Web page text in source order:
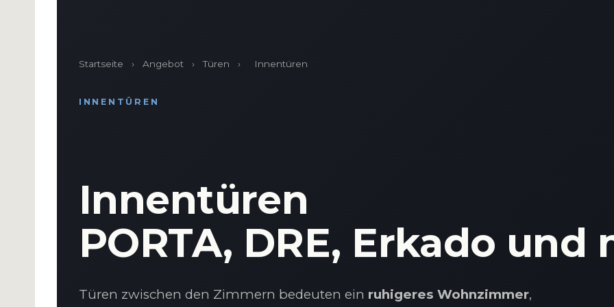
Startseite › Angebot › Türen › Innentüren
INNENTÜREN
Innentüren
PORTA, DRE, Erkado und
Türen zwischen den Zimmern bedeuten ein ruhigeres Wohnzimmer,